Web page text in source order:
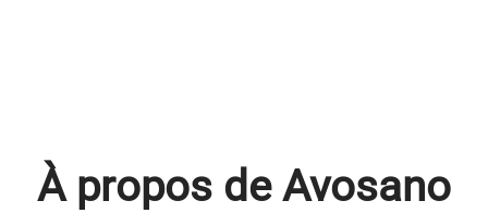
À propos de Avosano